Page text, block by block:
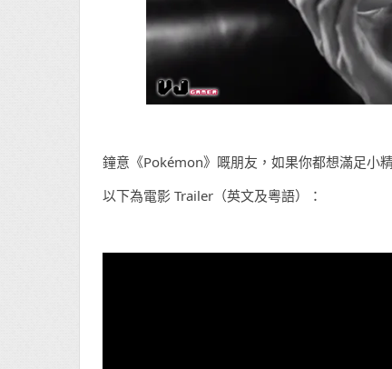
鐘意《Pokémon》嘅朋友，如果你都想滿足小
以下為電影 Trailer（英文及粵語）：